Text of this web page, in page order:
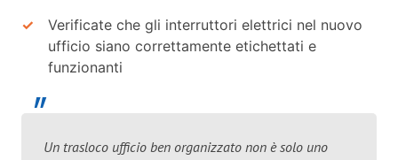
Verificate che gli interruttori elettrici nel nuovo
ufficio siano correttamente etichettati e
funzionanti
Un trasloco ufficio ben organizzato non è solo uno